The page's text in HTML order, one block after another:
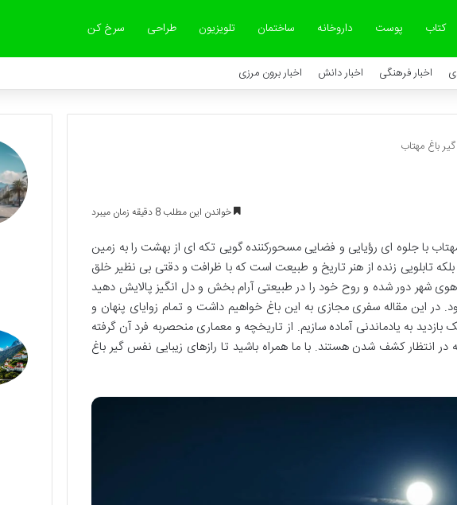
کتاب پوست داروخانه ساختمان تلویزیون طراحی سرخ کن
اخبار فرهنگی اخبار دانش اخبار برون مرزی
باغ مهتاب
خواندن این مطلب 8 دقیقه زمان میبرد
با جلوه ای رؤیایی و فضایی مسحورکننده گویی تکه ای از بهشت را به زمین
تابلویی زنده از هنر تاریخ و طبیعت است که با ظرافت و دقتی بی نظیر خلق
شهر دور شده و روح خود را در طبیعتی آرام بخش و دل انگیز پالایش دهید
در این مقاله سفری مجازی به این باغ خواهیم داشت و تمام زوایای پنهان و
بازدید به یادماندنی آماده سازیم. از تاریخچه و معماری منحصربه فرد آن گرفته
انتظار کشف شدن هستند. با ما همراه باشید تا رازهای زیبایی نفس گیر باغ